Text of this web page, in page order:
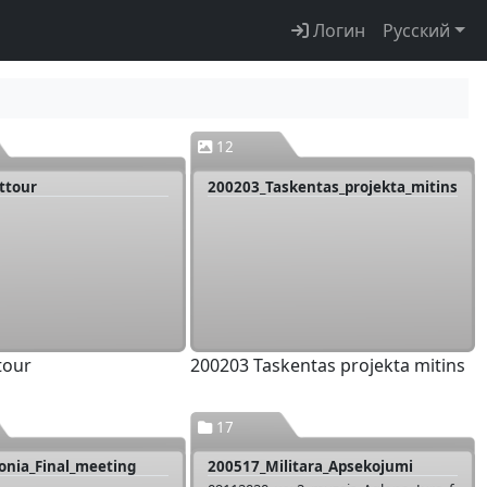
Логин Русский
12
200203_Taskentas_projekta_mitins
200203 Taskentas projekta mitins
17
200517_Militara_Apsekojumi